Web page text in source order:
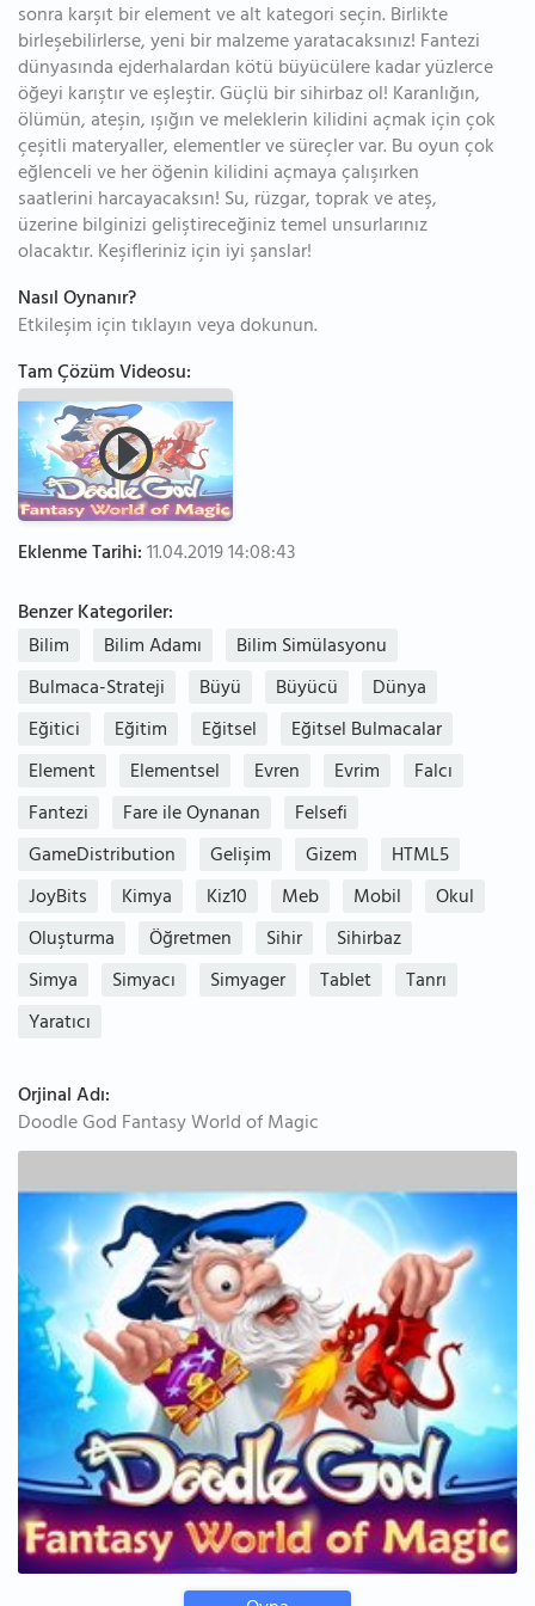
sonra karşıt bir element ve alt kategori seçin. Birlikte
birleşebilirlerse, yeni bir malzeme yaratacaksınız! Fantezi
dünyasında ejderhalardan kötü büyücülere kadar yüzlerce
öğeyi karıştır ve eşleştir. Güçlü bir sihirbaz ol! Karanlığın,
ölümün, ateşin, ışığın ve meleklerin kilidini açmak için çok
çeşitli materyaller, elementler ve süreçler var. Bu oyun çok
eğlenceli ve her öğenin kilidini açmaya çalışırken
saatlerini harcayacaksın! Su, rüzgar, toprak ve ateş,
üzerine bilginizi geliştireceğiniz temel unsurlarınız
olacaktır. Keşifleriniz için iyi şanslar!
Nasıl Oynanır?
Etkileşim için tıklayın veya dokunun.
Tam Çözüm Videosu:
Eklenme Tarihi:11.04.2019 14:08:43
Benzer Kategoriler:
Bilim
Bilim Adamı
Bilim Simülasyonu
Bulmaca-Strateji
Büyü Büyücü
Dünya
Eğitici
Eğitim Eğitsel
Eğitsel Bulmacalar
Element
Elementsel Evren Evrim
Falcı
Fantezi
Fare ile Oynanan
Felsefi
GameDistribution
Gelişim Gizem
HTML5
JoyBits
Kimya Kiz10 Meb Mobil
Okul
Oluşturma
Öğretmen Sihir
Sihirbaz
Simya
Simyacı Simyager Tablet
Tanrı
Yaratıcı
Orjinal Adı:
Doodle God Fantasy World of Magic